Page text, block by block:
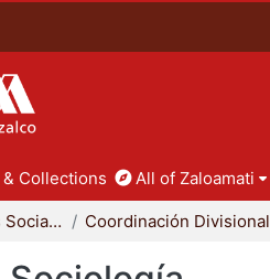
Collections All of Zaloamati
División de Ciencias Sociales y Humanidades